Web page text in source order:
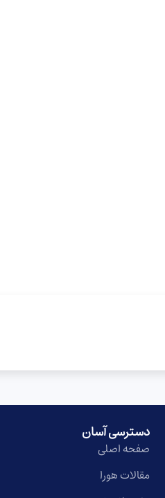
دسترسی آسان
صفحه اصلی
مقالات هورا